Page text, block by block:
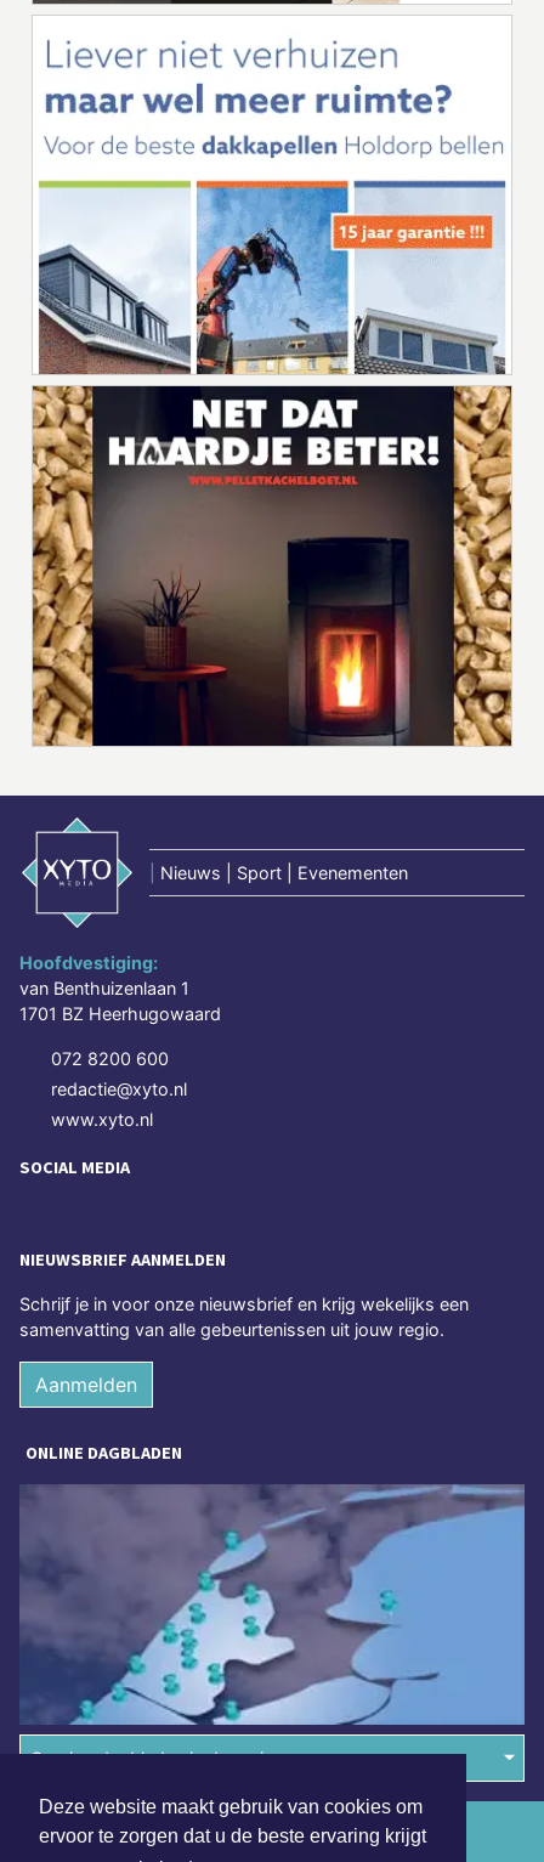
Deze website maakt gebruik van cookies om
ervoor te zorgen dat u de beste ervaring krijgt
Nieuws | Sport | Evenementen
Hoofdvestiging:
van Benthuizenlaan 1
1701 BZ Heerhugowaard
072 8200 600
redactie@xyto.nl
www.xyto.nl
SOCIAL MEDIA
NIEUWSBRIEF AANMELDEN
Schrijf je in voor onze nieuwsbrief en krijg wekelijks een
samenvatting van alle gebeurtenissen uit jouw regio.
Aanmelden
ONLINE DAGBLADEN
Overige dagbladen in de regio
Algemene voorwaarden